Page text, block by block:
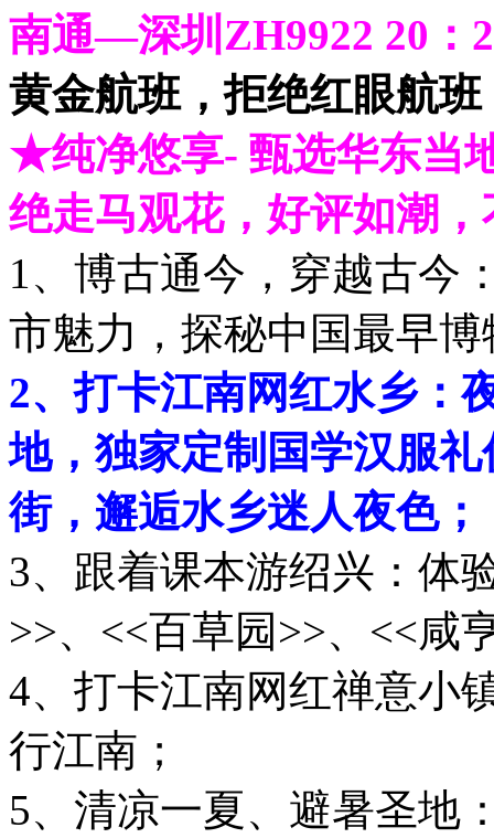
南通—深圳ZH9922 20：
黄金航班，拒绝红眼航
★纯净悠享- 甄选华东当
绝走马观花，好评如潮
1、博古通今，穿越古今
市魅力，探秘中国最早博
2、打卡江南网红水乡：
地，独家定制国学汉服
街，邂逅水乡迷人夜色；
3、跟着课本游绍兴：体
>>、<<百草园>>、<<咸
4、打卡江南网红禅意小
行江南；
5、清凉一夏、避暑圣地